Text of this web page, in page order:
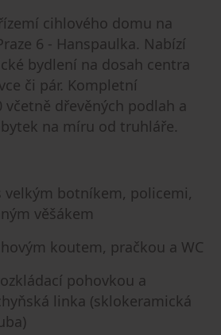
cihlového domu na
6 - Hanspaulka. Nabízí
bydlení na dosah centra
či pár. Kompletní
včetně dřevěných podlah a
na míru od truhláře.
velkým botníkem, policemi,
věšákem
koutem, pračkou a WC
pohovkou a
linka (sklokeramická